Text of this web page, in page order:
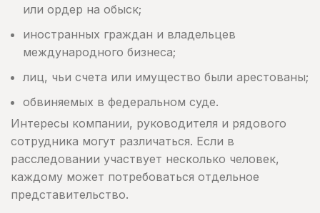
или ордер на обыск;
иностранных граждан и владельцев
международного бизнеса;
лиц, чьи счета или имущество были арестованы;
обвиняемых в федеральном суде.
Интересы компании, руководителя и рядового
сотрудника могут различаться. Если в
расследовании участвует несколько человек,
каждому может потребоваться отдельное
представительство.